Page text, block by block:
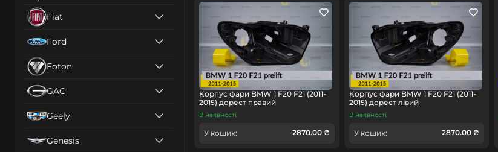
Fiat
Ford
Foton
GAC
Geely
Genesis
Корпус фари BMW 1 F20 F21 (2011-
2015) дорест правий
В наявності
У кошик: 2870.00 ₴
Корпус фари BMW 1 F20 F21 (2011-
2015) дорест лівий
В наявності
У кошик: 2870.00 ₴